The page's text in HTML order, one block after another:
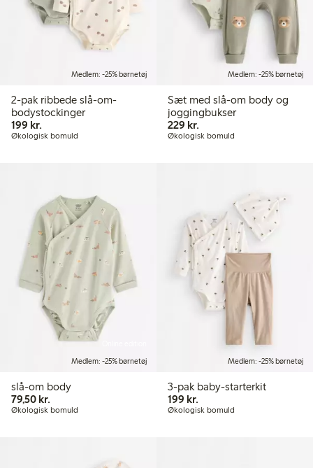
Medlem: -25% børnetøj
2-pak ribbede slå-om-
bodystockinger
199 kr.
Økologisk bomuld
Medlem: -25% børnetøj
Sæt med slå-om body og
joggingbukser
229 kr.229,00 kr.
Økologisk bomuld
Medlem: -25% børnetøj
slå-om body
79,50 kr.
Økologisk bomuld
Medlem: -25% børnetøj
3-pak baby-starterkit
199 kr.199,00 kr.
Økologisk bomuld